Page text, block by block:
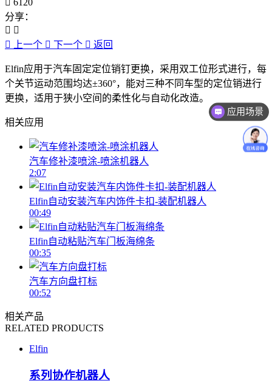
分享：
上一个 下一个 返回
Elfin应用于汽车固定定位销钉更换，采用双工位形式进行，每
个关节运动范围均达±360°，能对三种不同车型的定位销进行
更换，适用于狭小空间的柔性化与自动化改造。
相关应用
汽车修补漆喷涂-喷涂机器人
2:07
Elfin自动安装汽车内饰件卡扣-装配机器人
00:49
Elfin自动粘贴汽车门板海绵条
00:35
汽车方向盘打标
00:52
相关产品
RELATED PRODUCTS
Elfin
系列协作机器人
应用场景